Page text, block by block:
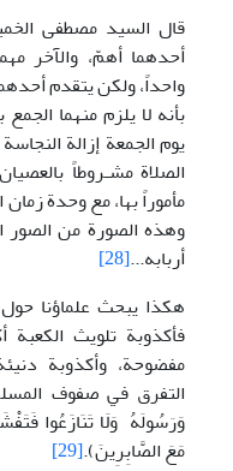
أحدهما أهمّ، والآخر
واحداً، ولكن يتقدم
بأنه لا يلزم منهما
يوم الجمعة إزالة
الصلاة مشـروطاً
مأموراً بها، مع وحدة
وهذه الصورة من الصور
أربابه...[28]
هکذا يبحث علماؤنا
فأكذوبة تلويث
مفضوحة، وأكذوبة
التفرق في صفوف
وَرَسُولَهُ وَلَا تَنَازَعُوا
مَعَ الصَّابِرِينَ).[29]